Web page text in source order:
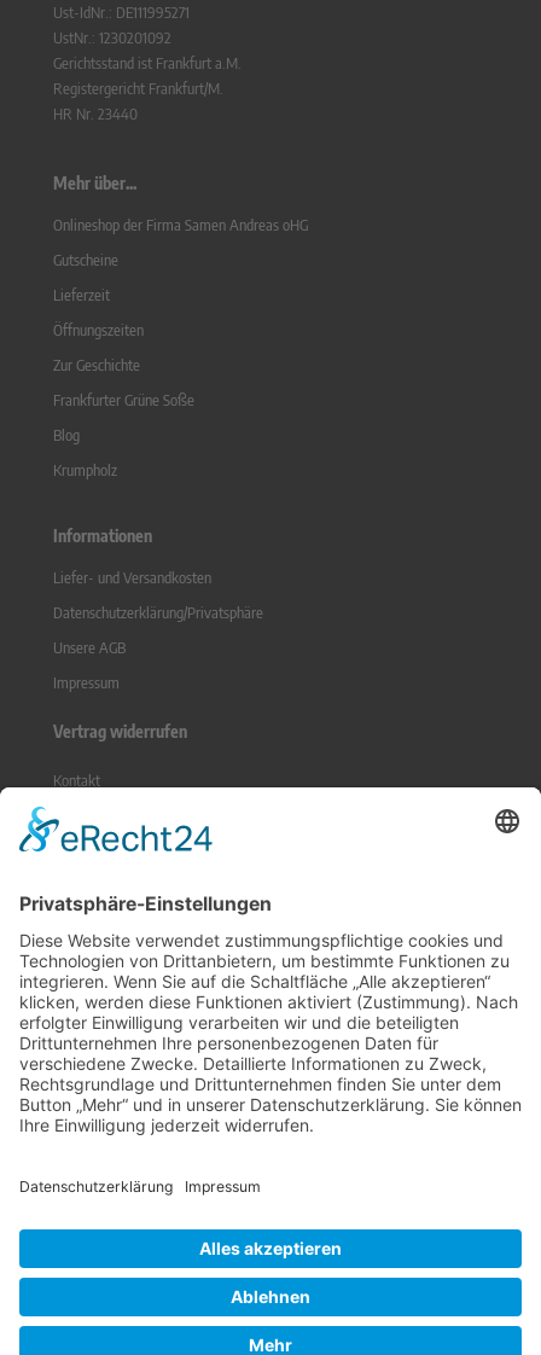
Ust-IdNr.: DE111995271
UstNr.: 1230201092
Gerichtsstand ist Frankfurt a.M.
Registergericht Frankfurt/M.
HR Nr. 23440
Mehr über...
Onlineshop der Firma Samen Andreas oHG
Gutscheine
Lieferzeit
Öffnungszeiten
Zur Geschichte
Frankfurter Grüne Soße
Blog
Krumpholz
Informationen
Liefer- und Versandkosten
Datenschutzerklärung/Privatsphäre
Unsere AGB
Impressum
Vertrag widerrufen
Kontakt
Sitemap
Widerrufsrecht
Zahlungsmethoden
Versandkosten. Die durchgestrichenen Preise entsprechen dem
bisherigen Preis bei Samen-Andreas oHG.
Samen-Andreas oHG © 2026 | Template © 2009-2026 by modified eCommerce Shopsoftware